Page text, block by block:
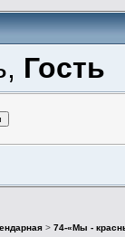
Гость
> 74-«Мы -